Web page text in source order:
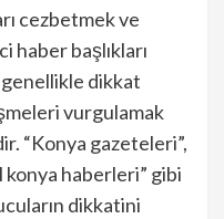
cezbetmek ve
haber başlıkları
genellikle dikkat
vurgulamak
“Konya gazeteleri”,
konya haberleri” gibi
dikkatini